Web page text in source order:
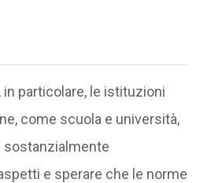
in particolare, le istituzioni
come scuola e università,
sostanzialmente
e sperare che le norme